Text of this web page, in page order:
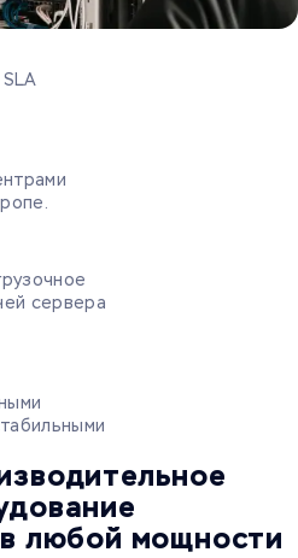
сервера
любой мощности